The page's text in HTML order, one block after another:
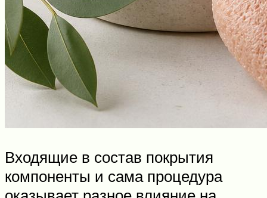
Входящие в состав покрытия
компоненты и сама процедура